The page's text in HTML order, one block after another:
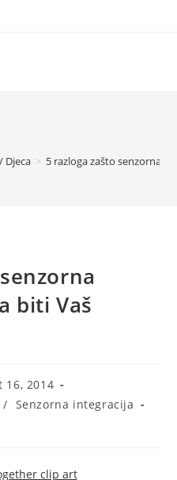
Djeca > 5 razloga zašto senzorna
biti Vaš
16, 2014
/ Senzorna integracija